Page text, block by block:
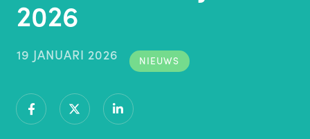
2026
19 JANUARI 2026 NIEUWS